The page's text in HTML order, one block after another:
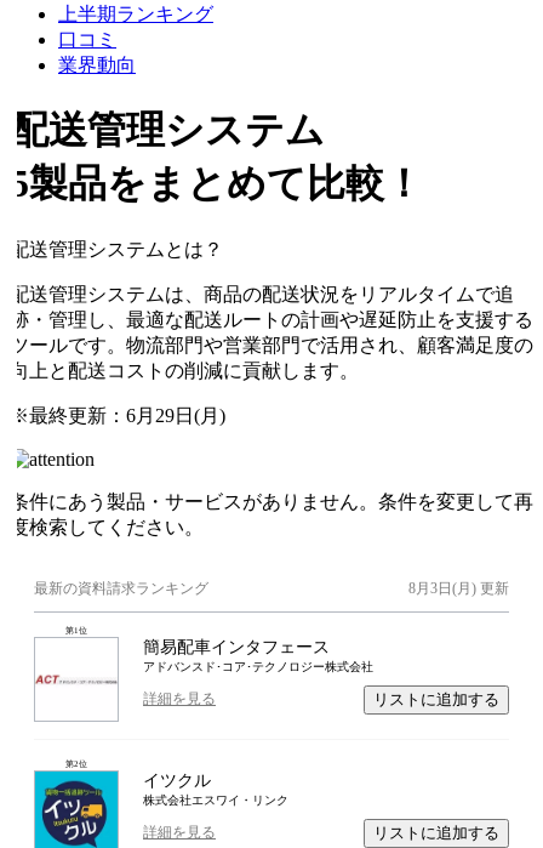
上半期ランキング
口コミ
業界動向
送管理システム
製品をまとめて比較！
送管理システムとは？
送管理システムは、商品の配送状況をリアルタイムで追
・管理し、最適な配送ルートの計画や遅延防止を支援する
ールです。物流部門や営業部門で活用され、顧客満足度の
上と配送コストの削減に貢献します。
最終更新： 6月29日(月)
件にあう製品・サービスがありません。条件を変更して再
検索してください。
最新の資料請求ランキング 8月3日(月)更新
位
簡易配車インタフェース
アドバンスド･コア･テクノロジー株式会社
詳細を見る リストに追加する
位
イツクル
株式会社エスワイ・リンク
詳細を見る リストに追加する